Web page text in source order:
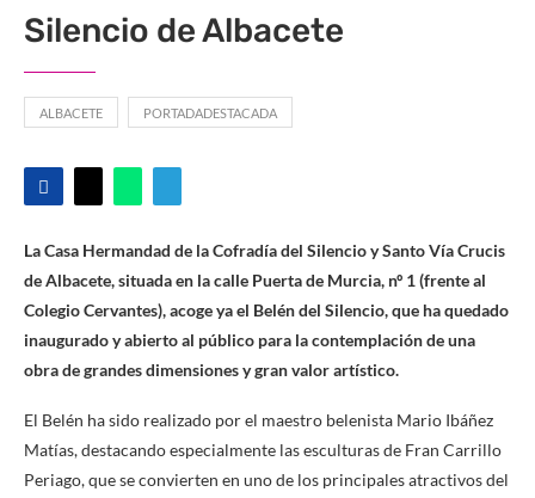
Silencio de Albacete
ALBACETE PORTADADESTACADA
La Casa Hermandad de la Cofradía del Silencio y Santo Vía Crucis
de Albacete, situada en la calle Puerta de Murcia, nº 1 (frente al
Colegio Cervantes), acoge ya el Belén del Silencio, que ha quedado
inaugurado y abierto al público para la contemplación de una
obra de grandes dimensiones y gran valor artístico.
El Belén ha sido realizado por el maestro belenista Mario Ibáñez
Matías, destacando especialmente las esculturas de Fran Carrillo
Periago, que se convierten en uno de los principales atractivos del